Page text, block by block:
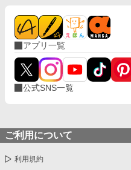
アプリ一覧
公式SNS一覧
ご利用について
利用規約